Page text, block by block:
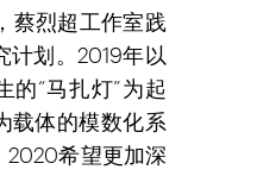
蔡烈超工作室践
计划。2019年以
的“马扎灯”为起
载体的模数化系
2020希望更加深